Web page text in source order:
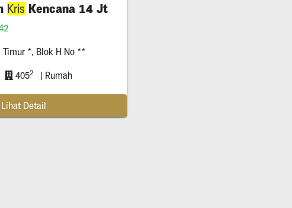
Kris Kencana 14 Jt
Timur *, Blok H No **
4052 | Rumah
Lihat Detail